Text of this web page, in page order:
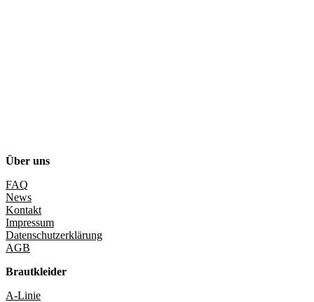
Über uns
FAQ
News
Kontakt
Impressum
Datenschutzerklärung
AGB
Brautkleider
A-Linie